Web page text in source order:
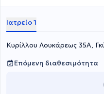
Εργάστηκε ως ειδικευόμενη
άσκησή της στην ειδικότητα
Εργάστηκε στην Αιματολογική
αιματολογικό ιατρείο στο ΓΝΑ
2025, όπου ειδικεύτηκε σε
πολλαπλούν μυέλωμα, η
νεόπλασμα κ.α. Ειδικεύτηκε
και στην αιματολογία της κύησης,
Ιατρείο 1
Κυρίλλου Λουκάρεως 35Α,
Επόμενη διαθεσιμότητα